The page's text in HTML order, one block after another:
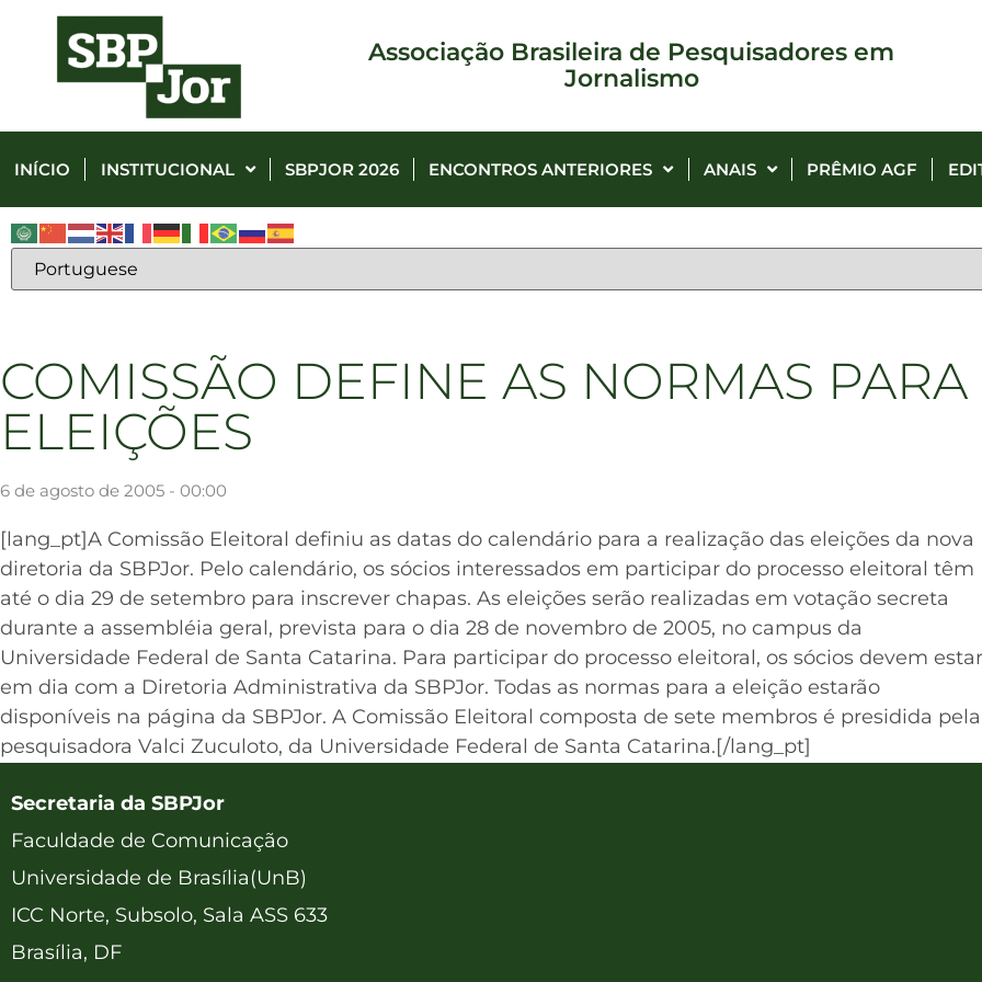
Associação Brasileira de Pesquisadores em
Jornalismo
INÍCIO INSTITUCIONAL SBPJOR 2026 ENCONTROS ANTERIORES ANAIS PRÊMIO AGF
COMISSÃO DEFINE AS NORMAS PARA
ELEIÇÕES
6 de agosto de 2005 - 00:00
[lang_pt]A Comissão Eleitoral definiu as datas do calendário para a realização das eleições da nova
diretoria da SBPJor. Pelo calendário, os sócios interessados em participar do processo eleitoral têm
até o dia 29 de setembro para inscrever chapas. As eleições serão realizadas em votação secreta
durante a assembléia geral, prevista para o dia 28 de novembro de 2005, no campus da
Universidade Federal de Santa Catarina. Para participar do processo eleitoral, os sócios devem estar
em dia com a Diretoria Administrativa da SBPJor. Todas as normas para a eleição estarão
disponíveis na página da SBPJor. A Comissão Eleitoral composta de sete membros é presidida pela
pesquisadora Valci Zuculoto, da Universidade Federal de Santa Catarina.[/lang_pt]
Secretaria da SBPJor
Faculdade de Comunicação
Universidade de Brasília(UnB)
ICC Norte, Subsolo, Sala ASS 633
Brasília, DF